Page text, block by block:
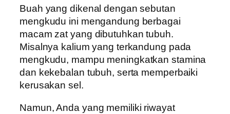
Buah yang dikenal dengan sebutan
mengkudu ini mengandung berbagai
macam zat yang dibutuhkan tubuh.
Misalnya kalium yang terkandung pada
mengkudu, mampu meningkatkan stamina
dan kekebalan tubuh, serta memperbaiki
kerusakan sel.
Namun, Anda yang memiliki riwayat